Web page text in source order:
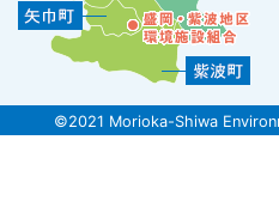
©2021 Morioka-Shiwa